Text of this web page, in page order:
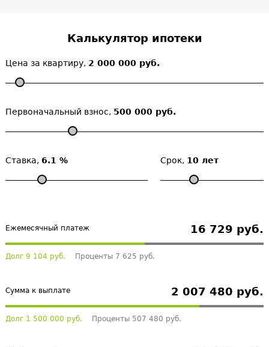
Калькулятор ипотеки
Цена за квартиру, 2 000 000 руб.
Первоначальный взнос, 500 000 руб.
Ставка, 6.1 % Срок, 10 лет
Ежемесячный платеж 16 729 руб.
Долг 9 104 руб. Проценты 7 625 руб.
Сумма к выплате 2 007 480 руб.
Долг 1 500 000 руб. Проценты 507 480 руб.